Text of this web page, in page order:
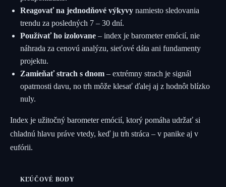
Reagovať na jednodňové výkyvy namiesto sledovania
trendu za posledných 7 – 30 dní.
Používať ho izolovane – index je barometer emócií, nie
náhrada za cenovú analýzu, sieťové dáta ani fundamenty
projektu.
Zamieňať strach s dnom – extrémny strach je signál
opatrnosti davu, no trh môže klesať ďalej aj z hodnôt blízko
nuly.
Index je užitočný barometer emócií, ktorý pomáha udržať si
chladnú hlavu práve vtedy, keď ju trh stráca – v panike aj v
eufórii.
KĽÚČOVÉ BODY